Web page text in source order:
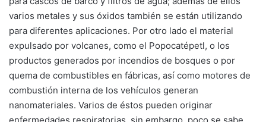
varios metales y sus óxidos también se están utilizando
para diferentes aplicaciones. Por otro lado el material
expulsado por volcanes, como el Popocatépetl, o los
productos generados por incendios de bosques o por
quema de combustibles en fábricas, así como motores de
combustión interna de los vehículos generan
nanomateriales. Varios de éstos pueden originar